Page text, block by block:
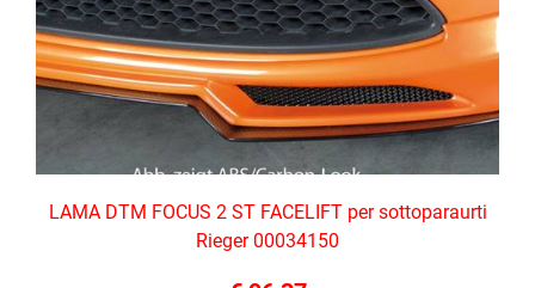
LAMA DTM FOCUS 2 ST FACELIFT per sottoparaurti
Rieger 00034150